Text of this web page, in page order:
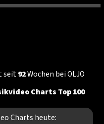
seit92Wochen bei OLJO
Charts Top 100
Charts heute: